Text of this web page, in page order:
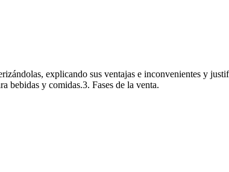
explicando sus ventajas e inconvenientes y
bebidas y comidas.3. Fases de la venta.